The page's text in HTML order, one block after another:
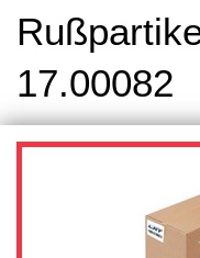
17.00082